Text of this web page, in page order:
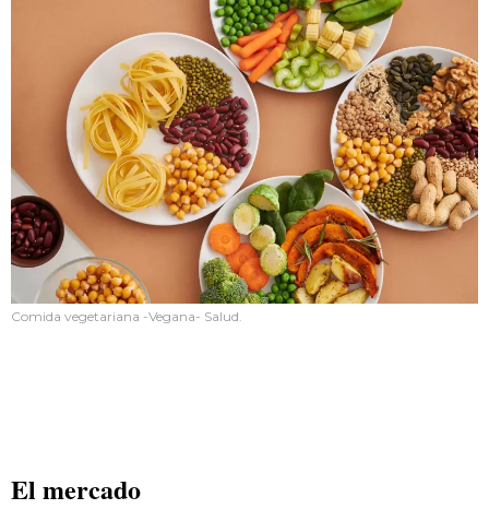
Comida vegetariana -Vegana- Salud.
El mercado